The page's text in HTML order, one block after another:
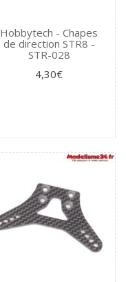
Hobbytech - Chapes
de direction STR8 -
STR-028
4,30€